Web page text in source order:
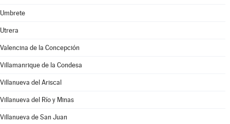
Umbrete
Utrera
Valencina de la Concepción
Villamanrique de la Condesa
Villanueva del Ariscal
Villanueva del Río y Minas
Villanueva de San Juan